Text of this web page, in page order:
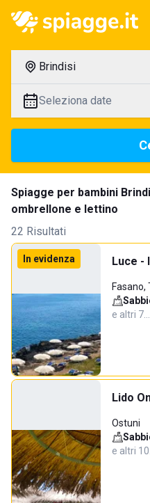
Brindisi
Seleziona date
Spiagge per bambini
ombrellone e lettino
22 Risultati
In evidenza Luce -
Fasano,
e altri 7…
Lido
Ostuni
e altri 10…